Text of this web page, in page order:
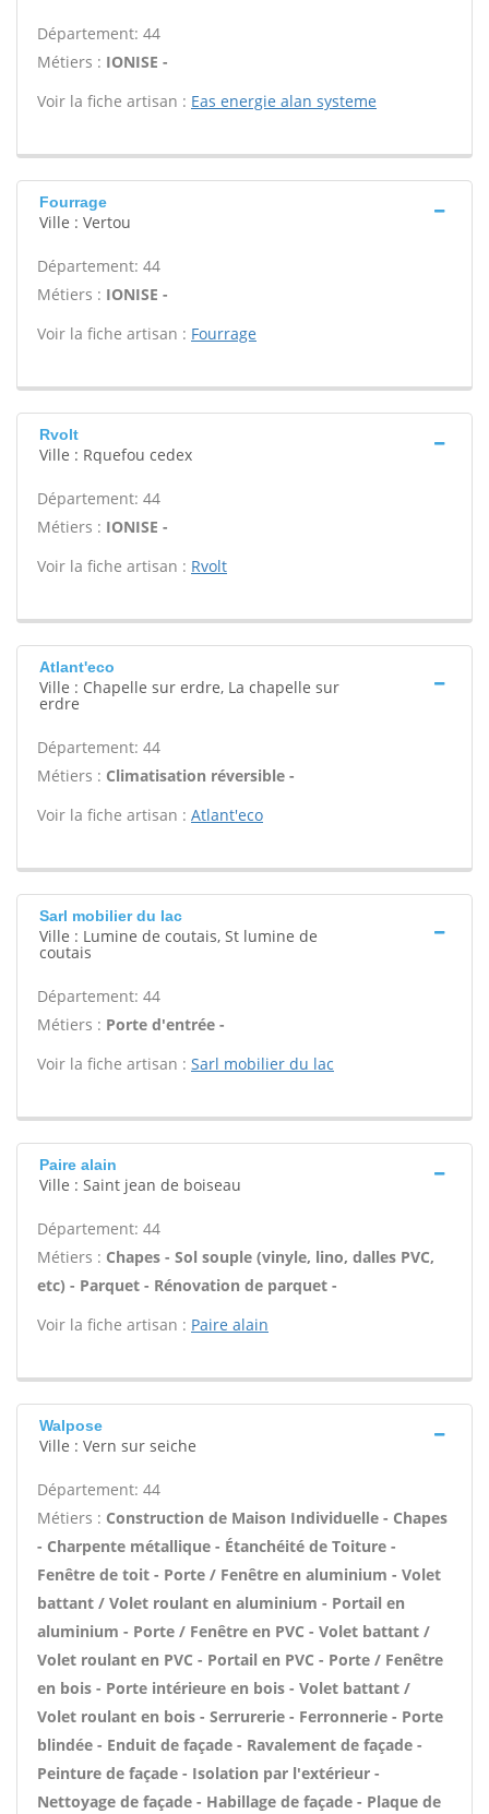
Département: 44
Métiers : IONISE -
Voir la fiche artisan : Eas energie alan systeme
Fourrage
Ville : Vertou
Département: 44
Métiers : IONISE -
Voir la fiche artisan : Fourrage
Rvolt
Ville : Rquefou cedex
Département: 44
Métiers : IONISE -
Voir la fiche artisan : Rvolt
Atlant'eco
Ville : Chapelle sur erdre, La chapelle sur
erdre
Département: 44
Métiers : Climatisation réversible -
Voir la fiche artisan : Atlant'eco
Sarl mobilier du lac
Ville : Lumine de coutais, St lumine de
coutais
Département: 44
Métiers : Porte d'entrée -
Voir la fiche artisan : Sarl mobilier du lac
Paire alain
Ville : Saint jean de boiseau
Département: 44
Métiers : Chapes - Sol souple (vinyle, lino, dalles PVC,
etc) - Parquet - Rénovation de parquet -
Voir la fiche artisan : Paire alain
Walpose
Ville : Vern sur seiche
Département: 44
Métiers : Construction de Maison Individuelle - Chapes
- Charpente métallique - Étanchéité de Toiture -
Fenêtre de toit - Porte / Fenêtre en aluminium - Volet
battant / Volet roulant en aluminium - Portail en
aluminium - Porte / Fenêtre en PVC - Volet battant /
Volet roulant en PVC - Portail en PVC - Porte / Fenêtre
en bois - Porte intérieure en bois - Volet battant /
Volet roulant en bois - Serrurerie - Ferronnerie - Porte
blindée - Enduit de façade - Ravalement de façade -
Peinture de façade - Isolation par l'extérieur -
Nettoyage de façade - Habillage de façade - Plaque de